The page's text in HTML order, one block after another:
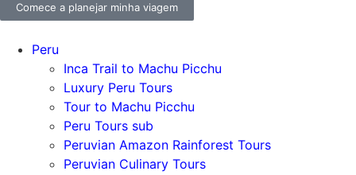
Comece a planejar minha viagem
Peru
Inca Trail to Machu Picchu
Luxury Peru Tours
Tour to Machu Picchu
Peru Tours sub
Peruvian Amazon Rainforest Tours
Peruvian Culinary Tours